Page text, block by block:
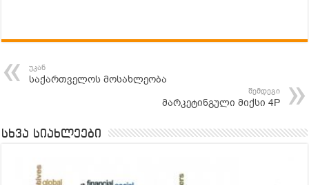
უკან
საქართველოს მოსახლეობა
შემდეგი
მარკეტინგული მიქსი 4P
სხვა სიახლეები